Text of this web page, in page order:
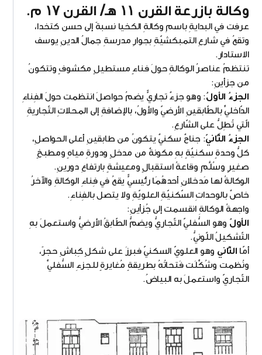
وكالة بازرعة القرن ١١ هـ/ القرن ١٧ م.
عرفت في البدايةِ باسمِ وكالةِ الكخيا نسبةً إلى حسن كتخدا،
وتقعُ في شارعِ التمبكشيّةِ بجوارِ مدرسةِ جمالُ الدينِ يوسف
الاستادار.
تنتظمُ عناصرُ الوكالةِ حولَ فناءٍ مستطيلٍ مكشوفٍ وتتكونُ
من جزأينِ:
الجزءُ الأولُ: وهو جزءٌ تجاريٌّ يضمُ حواصلَ انتظمت حولَ الفِناءِ
الدّاخليِّ بالطّابقينِ الأرضيّ والأولُ، بالإضافةِ إلى المحلاتِ التّجاريةِ
الّتي تُطِلُّ على الشّارعِ.
الجزءُ الثَّانيّ: جناحٌ سكنيٌ يتكونُ من طابقينِ أعلى الحواصلِ،
كلُّ وحدةٍ سكنيّةٍ بهِ مكونةٌ من مدخلٍ ودورةِ مياهٍ ومطبخٍ
صغيرٍ وسُلَّمٍ وقاعةُ استقبالٍ ومعيشةٍ بارتفاعِ دورينِ.
الوكالةُ لها مَدخلانِ أحدهُمَا رئيسيٌّ يقعُ في فِناءِ الوكالةِ والآخرُ
خاصٌ بالوحداتِ السّكنيّةِ العلويّةِ ولا يتصل بالفِناءِ.
واجهةُ الوكالةِ انقسمت إلى جُزأينِ:
الأولُ وهو السُّفليّ التّجاريُّ ويضمُّ الطّابقُ الأرضيُّ واستعملَ بهِ
التّشكيلُ اللّونيُّ.
أمّا الثّاني وهو العلويّ السكنيّ فبرزَ على شكلٍ كِباشِ حجرً،
ونُظمت وشُكِّلَت فَتحاتُهُ بطريقةٍ مُغايرةٍ للجزءِ السُّفليِّ
التّجاريّ واستعملَ به البياضُ.